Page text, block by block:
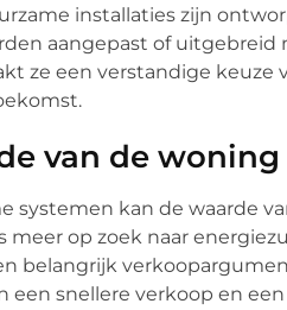
installaties zijn
aangepast of
ze een verstandige
van de woning
systemen kan de waarde
meer op zoek naar
belangrijk
een snellere verkoop en